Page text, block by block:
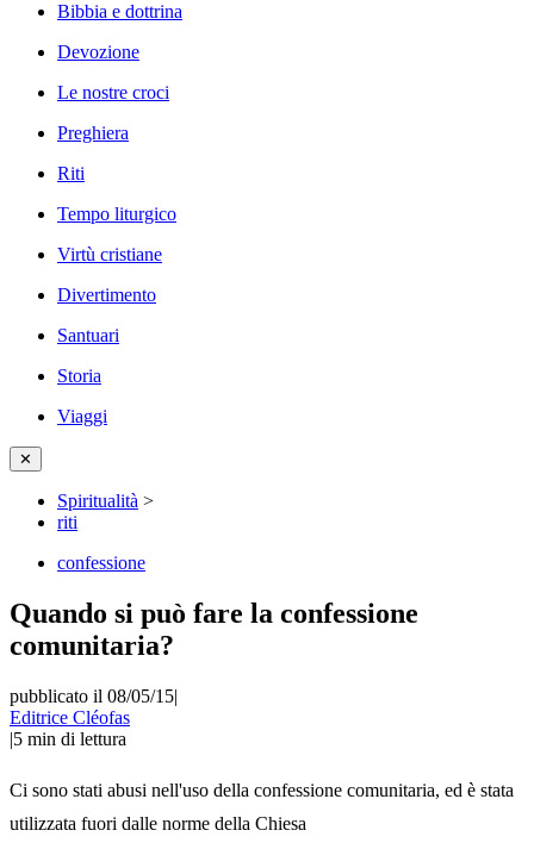
Bibbia e dottrina
Devozione
Le nostre croci
Preghiera
Riti
Tempo liturgico
Virtù cristiane
Divertimento
Santuari
Storia
Viaggi
✕
Spiritualità >
riti
confessione
Quando si può fare la confessione
comunitaria?
pubblicato il 08/05/15|
Editrice Cléofas
|5 min di lettura
Ci sono stati abusi nell'uso della confessione comunitaria, ed è stata
utilizzata fuori dalle norme della Chiesa